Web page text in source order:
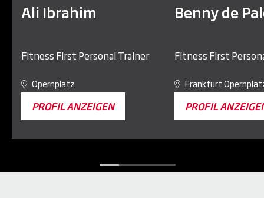
Ali Ibrahim
Fitness First Personal Trainer
Opernplatz
PROFIL ANZEIGEN
Benny de
Fitness First
Frankfurt
PROFIL